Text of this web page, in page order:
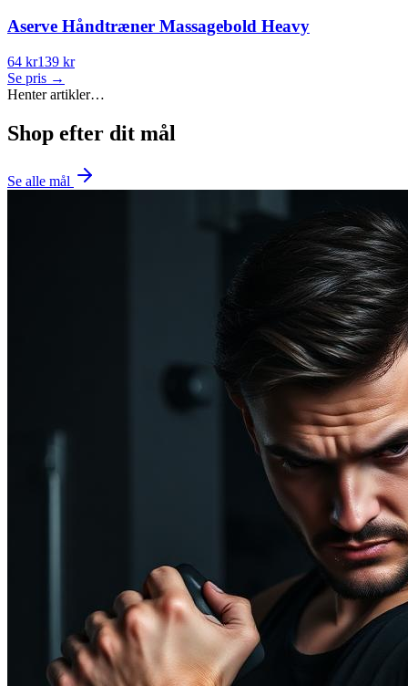
Aserve Håndtræner Massagebold Heavy
64 kr139 kr
Se pris →
Henter artikler…
Shop efter dit mål
Se alle mål